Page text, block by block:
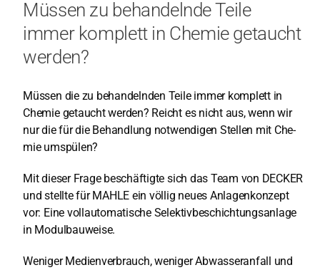
Ser­vice
Unter­neh­men
DE
Müssen zu behandelnde Teile
immer komplett in Chemie getaucht
werden?
Müs­sen die zu behan­deln­den Tei­le immer kom­plett in
Che­mie getaucht wer­den? Reicht es nicht aus, wenn wir
nur die für die Behand­lung not­wen­di­gen Stel­len mit Che­
mie umspü­len?
Mit die­ser Fra­ge beschäf­tig­te sich das Team von DECKER
und stell­te für MAHLE ein völ­lig neu­es Anla­gen­kon­zept
vor: Eine voll­au­to­ma­ti­sche Selek­tiv­be­schich­tungs­an­la­ge
in Modul­bau­wei­se.
Weni­ger Medi­en­ver­brauch, weni­ger Abwas­ser­an­fall und